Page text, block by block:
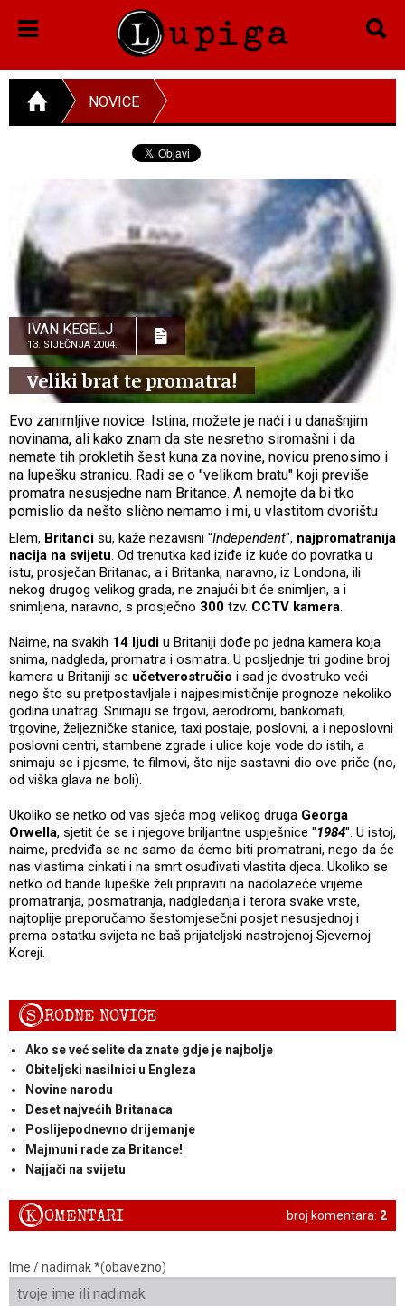
NOVICE
IVAN KEGELJ
13. SIJEČNJA 2004.
Veliki brat te promatra!
Evo zanimljive novice. Istina, možete je naći i u današnjim
novinama, ali kako znam da ste nesretno siromašni i da
nemate tih prokletih šest kuna za novine, novicu prenosimo i
na lupešku stranicu. Radi se o "velikom bratu" koji previše
promatra nesusjedne nam Britance. A nemojte da bi tko
pomislio da nešto slično nemamo i mi, u vlastitom dvorištu
Elem, Britanci su, kaže nezavisni "Independent", najpromatranija
nacija na svijetu. Od trenutka kad iziđe iz kuće do povratka u
istu, prosječan Britanac, a i Britanka, naravno, iz Londona, ili
nekog drugog velikog grada, ne znajući bit će snimljen, a i
snimljena, naravno, s prosječno 300 tzv. CCTV kamera.
Naime, na svakih 14 ljudi u Britaniji dođe po jedna kamera koja
snima, nadgleda, promatra i osmatra. U posljednje tri godine broj
kamera u Britaniji se učetverostručio i sad je dvostruko veći
nego što su pretpostavljale i najpesimističnije prognoze nekoliko
godina unatrag. Snimaju se trgovi, aerodromi, bankomati,
trgovine, željezničke stanice, taxi postaje, poslovni, a i neposlovni
poslovni centri, stambene zgrade i ulice koje vode do istih, a
snimaju se i pjesme, te filmovi, što nije sastavni dio ove priče (no,
od viška glava ne boli).
Ukoliko se netko od vas sjeća mog velikog druga Georga
Orwella, sjetit će se i njegove briljantne uspješnice "1984". U istoj,
naime, predviđa se ne samo da ćemo biti promatrani, nego da će
nas vlastima cinkati i na smrt osuđivati vlastita djeca. Ukoliko se
netko od bande lupeške želi pripraviti na nadolazeće vrijeme
promatranja, posmatranja, nadgledanja i terora svake vrste,
najtoplije preporučamo šestomjesečni posjet nesusjednoj i
prema ostatku svijeta ne baš prijateljski nastrojenoj Sjevernoj
Koreji.
SRODNE NOVICE
Ako se već selite da znate gdje je najbolje
Obiteljski nasilnici u Engleza
Novine narodu
Deset najvećih Britanaca
Poslijepodnevno drijemanje
Majmuni rade za Britance!
Najjači na svijetu
broj komentara: 2
KOMENTARI
Ime / nadimak *(obavezno)